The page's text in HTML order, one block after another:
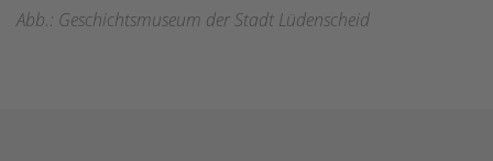
Abb.: Geschichtsmuseum der Stadt Lüdenscheid